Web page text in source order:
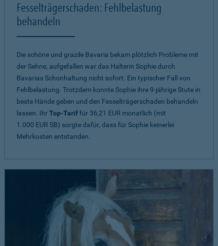
Fesselträgerschaden: Fehlbelastung
behandeln
Die schöne und grazile Bavaria bekam plötzlich Probleme mit
der Sehne, aufgefallen war das Halterin Sophie durch
Bavarias Schonhaltung nicht sofort. Ein typischer Fall von
Fehlbelastung. Trotzdem konnte Sophie ihre 9-jährige Stute in
beste Hände geben und den Fesselträgerschaden behandeln
lassen. IhrTop-Tariffür 36,21 EUR monatlich (mit
1.000 EUR SB) sorgte dafür, dass für Sophie keinerlei
Mehrkosten entstanden.